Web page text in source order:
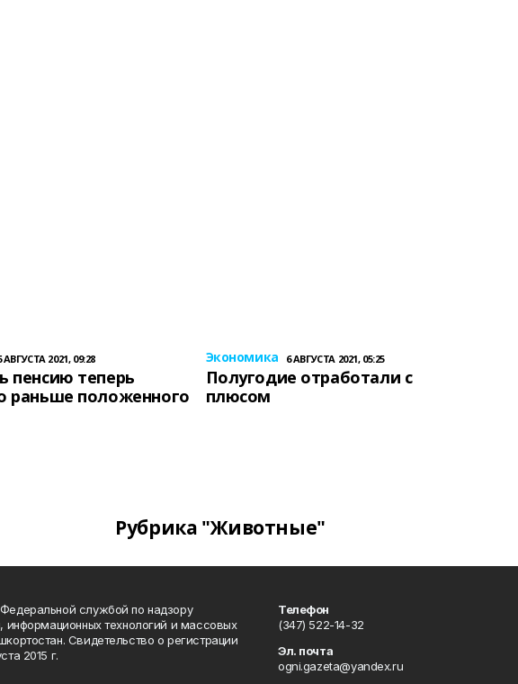
АВГУСТА 2021, 09:28
пенсию теперь
раньше положенного
Экономика 6 АВГУСТА 2021, 05:25
Полугодие отработали с
плюсом
Рубрика "Животные"
службой по надзору
информационных технологий и массовых
Свидетельство о регистрации
2015 г.
Телефон
(347) 522-14-32
Эл. почта
ogni.gazeta@yandex.ru